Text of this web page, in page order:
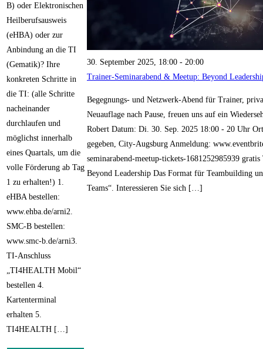
B) oder Elektronischen
Heilberufsausweis
(eHBA) oder zur
Anbindung an die TI
(Gematik)? Ihre
konkreten Schritte in
die TI: (alle Schritte
nacheinander
durchlaufen und
möglichst innerhalb
eines Quartals, um die
volle Förderung ab Tag
1 zu erhalten!) 1.
eHBA bestellen:
www.ehba.de/arni2.
SMC-B bestellen:
www.smc-b.de/arni3.
TI-Anschluss
„TI4HEALTH Mobil“
bestellen 4.
Kartenterminal
erhalten 5.
TI4HEALTH […]
30. September 2025, 18:00 - 20:00
Trainer-Seminarabend & Meetup: Beyond
Begegnungs- und Netzwerk-Abend für Trainer,
Neuauflage nach Pause, freuen uns auf ein
Robert Datum: Di. 30. Sep. 2025 18:00 - 20 Uhr
gegeben, City-Augsburg Anmeldung:
seminarabend-meetup-tickets-1681252985939
Beyond Leadership Das Format für Teambuilding
Teams“. Interessieren Sie sich […]